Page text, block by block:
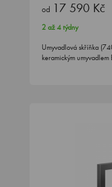
od 17 590 Kč
2 až 4 týdny
Umyvadlová skříňka
keramickým